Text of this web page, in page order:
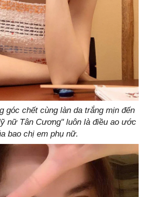
góc chết cùng làn da trắng mịn đến
nữ Tân Cương" luôn là điều ao ước
bao chị em phụ nữ.